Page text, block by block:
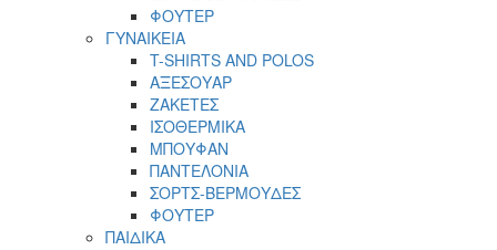
ΦΟΥΤΕΡ
ΓΥΝΑΙΚΕΙΑ
T-SHIRTS AND POLOS
ΑΞΕΣΟΥΑΡ
ΖΑΚΕΤΕΣ
ΙΣΟΘΕΡΜΙΚΑ
ΜΠΟΥΦΑΝ
ΠΑΝΤΕΛΟΝΙΑ
ΣΟΡΤΣ-ΒΕΡΜΟΥΔΕΣ
ΦΟΥΤΕΡ
ΠΑΙΔΙΚΑ